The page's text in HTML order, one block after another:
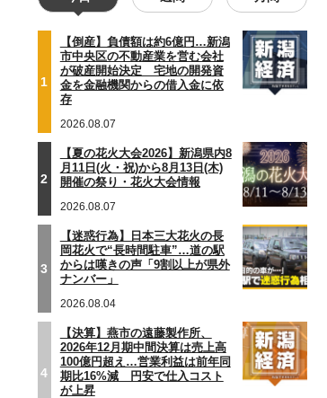
1
【倒産】負債額は約6億円…新潟
市中央区の不動産業を営む会社
が破産開始決定 宅地の開発資
金を金融機関からの借入金に依
存
2026.08.07
2
【夏の花火大会2026】新潟県内8
月11日(火・祝)から8月13日(木)
開催の祭り・花火大会情報
2026.08.07
3
【迷惑行為】日本三大花火の長
岡花火で“長時間駐車”…道の駅
からは嘆きの声「9割以上が県外
ナンバー」
2026.08.04
4
【決算】燕市の遠藤製作所、
2026年12月期中間決算は売上高
100億円超え…営業利益は前年同
期比16%減 円安で仕入コスト
が上昇